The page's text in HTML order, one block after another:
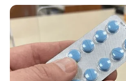
ดูดวงแม่นๆ ยอดนิย
ดวงราย
14 ก.